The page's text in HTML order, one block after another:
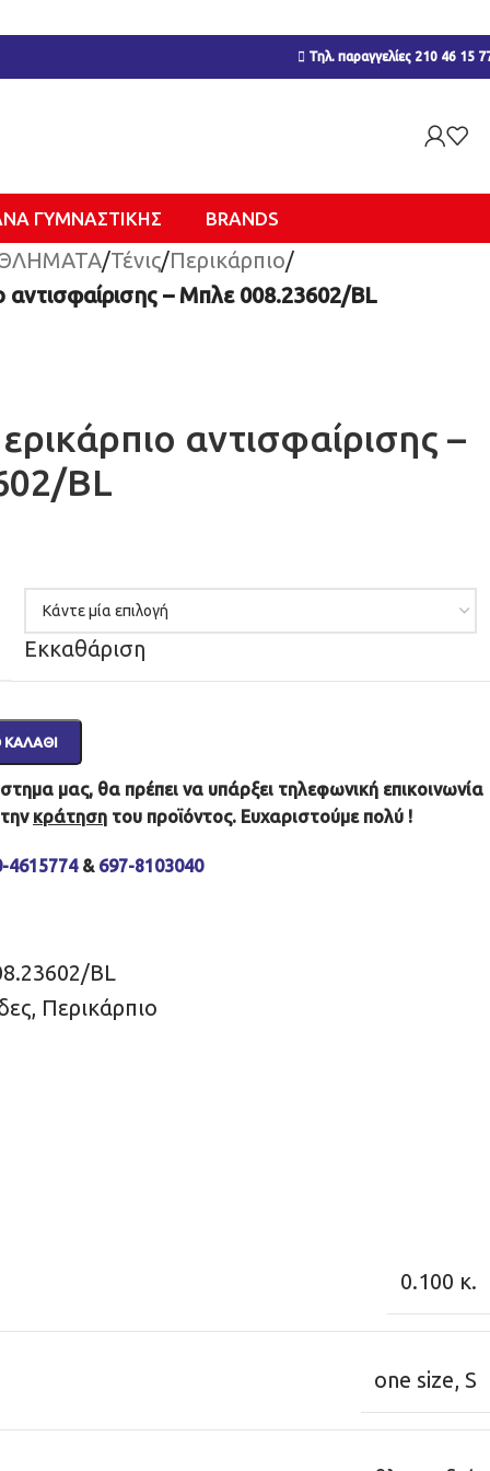
Τηλ. παραγγελίες 210 46 15
ΓΥΜΝΑΣΤΙΚΉΣ BRANDS
/Τένις/Περικάρπιο/
αντισφαίρισης – Μπλε 008.23602/BL
αντισφαίρισης –
BL
Εκκαθάριση
μας, θα πρέπει να υπάρξει τηλεφωνική επικοινωνία
κράτηση του προϊόντος. Ευχαριστούμε πολύ !
4615774& 697-8103040
BL
, Περικάρπιο
0.100 κ.
one size, S